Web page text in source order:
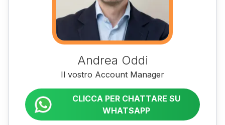
Andrea Oddi
Il vostro Account Manager
CLICCA PER CHATTARE SU
WHATSAPP